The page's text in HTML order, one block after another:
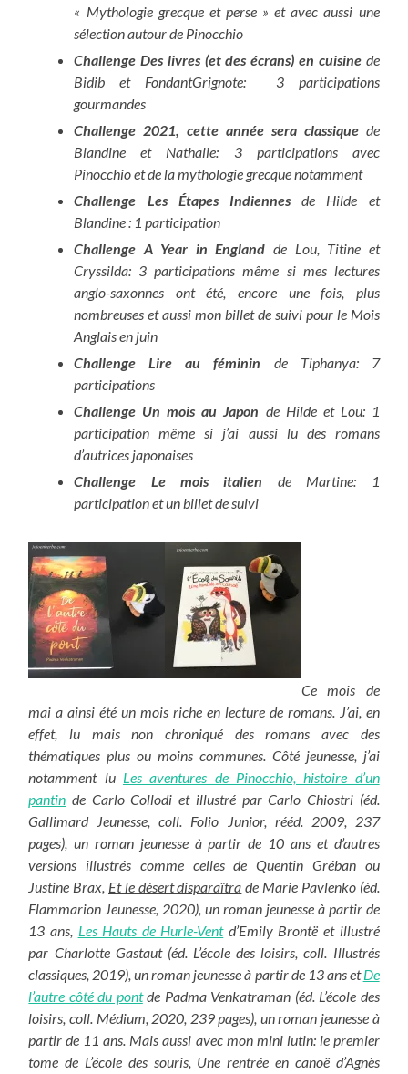
« Mythologie grecque et perse » et avec aussi une
sélection autour de Pinocchio
Challenge Des livres (et des écrans) en cuisinede
Bidib et FondantGrignote: 3 participations
gourmandes
Challenge 2021, cette année sera classiquede
Blandine et Nathalie: 3 participations avec
Pinocchio et de la mythologie grecque notamment
Challenge Les Étapes Indiennes de Hilde et
Blandine : 1 participation
Challenge A Year in England de Lou, Titine et
Cryssilda: 3 participations même si mes lectures
anglo-saxonnes ont été, encore une fois, plus
nombreuses et aussi mon billet de suivi pour le Mois
Anglais en juin
Challenge Lire au féminin de Tiphanya: 7
participations
Challenge Un mois au Japon de Hilde et Lou: 1
participation même si j’ai aussi lu des romans
d’autrices japonaises
Challenge Le mois italien de Martine: 1
participation et un billet de suivi
Ce mois de
mai a ainsi été un mois riche en lecture de romans. J’ai, en
effet, lu mais non chroniqué des romans avec des
thématiques plus ou moins communes. Côté jeunesse, j’ai
notamment lu Les aventures de Pinocchio, histoire d’un
pantin de Carlo Collodi et illustré par Carlo Chiostri (éd.
Gallimard Jeunesse, coll. Folio Junior, rééd. 2009, 237
pages), un roman jeunesse à partir de 10 ans et d’autres
versions illustrés comme celles de Quentin Gréban ou
Justine Brax, Et le désert disparaîtra de Marie Pavlenko (éd.
Flammarion Jeunesse, 2020), un roman jeunesse à partir de
13 ans, Les Hauts de Hurle-Ventd’Emily Brontë et illustré
par Charlotte Gastaut (éd. L’école des loisirs, coll. Illustrés
classiques, 2019), un roman jeunesse à partir de 13 ans etDe
l’autre côté du pontde Padma Venkatraman (éd. L’école des
loisirs, coll. Médium, 2020, 239 pages), un roman jeunesse à
partir de 11 ans. Mais aussi avec mon mini lutin: le premier
tome de L’école des souris, Une rentrée en canoëd’Agnès